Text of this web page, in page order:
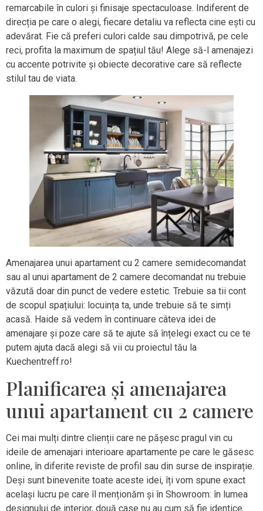
remarcabile în culori și finisaje spectaculoase. Indiferent de
direcția pe care o alegi, fiecare detaliu va reflecta cine ești cu
adevărat. Fie că preferi culori calde sau dimpotrivă, pe cele
reci, profita la maximum de spațiul tău! Alege să-l amenajezi
cu accente potrivite și obiecte decorative care să reflecte
stilul tau de viata.
Amenajarea unui apartament cu 2 camere semidecomandat
sau al unui apartament de 2 camere decomandat nu trebuie
văzută doar din punct de vedere estetic. Trebuie sa tii cont
de scopul spațiului: locuința ta, unde trebuie să te simți
acasă. Haide să vedem în continuare câteva idei de
amenajare și poze care să te ajute să înțelegi exact cu ce te
putem ajuta dacă alegi să vii cu proiectul tău la
Kuechentreff.ro!
Planificarea și amenajarea
unui apartament cu 2 camere
Cei mai mulți dintre clienții care ne pășesc pragul vin cu
ideile de amenajari interioare apartamente pe care le găsesc
online, în diferite reviste de profil sau din surse de inspirație.
Deși sunt binevenite toate aceste idei, îți vom spune exact
același lucru pe care îl menționăm și în Showroom: în lumea
designului de interior, două case nu au cum să fie identice.